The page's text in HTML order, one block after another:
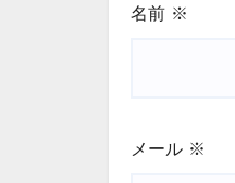
名前 ※
メール ※